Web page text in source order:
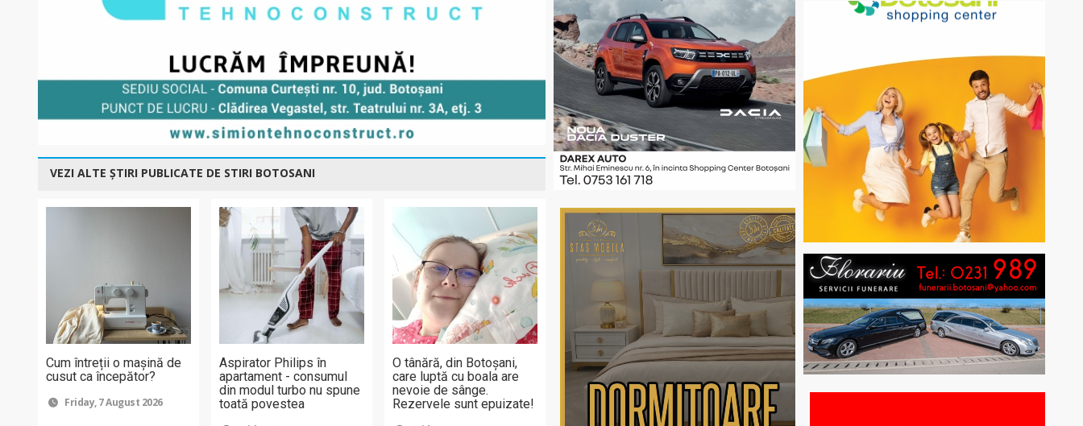
VEZI ALTE ȘTIRI PUBLICATE DE STIRI BOTOSANI
Cum întreții o mașină de
cusut ca începător?
Friday, 7 August 2026
Aspirator Philips în
apartament - consumul
din modul turbo nu spune
toată povestea
O tânără, din Botoșani,
care luptă cu boala are
nevoie de sânge.
Rezervele sunt epuizate!